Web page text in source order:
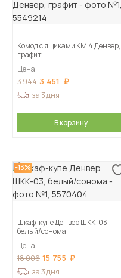
Комод с ящиками КМ 4 Денвер,
графит
Цена
3 944 3 451
за 3 дня
В корзину
-13%
Шкаф-купе Денвер ШКК-03,
белый/сонома
Цена
18 006 15 755
за 3 дня